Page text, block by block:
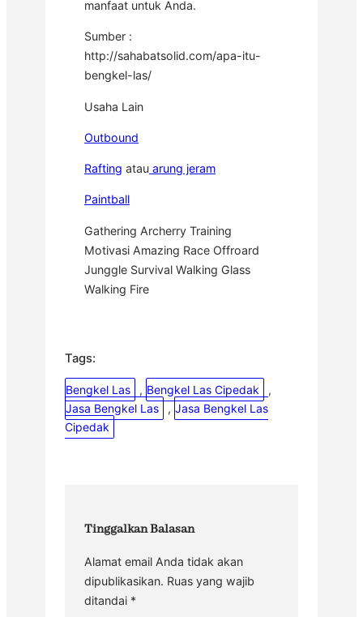
manfaat untuk Anda.
Sumber :
http://sahabatsolid.com/apa-itu-
bengkel-las/
Usaha Lain
Outbound
Rafting atau arung jeram
Paintball
Gathering Archerry Training
Motivasi Amazing Race Offroard
Junggle Survival Walking Glass
Walking Fire
Tags:
Bengkel Las , Bengkel Las Cipedak
Jasa Bengkel Las
, Jasa Bengkel Las
Cipedak
Tinggalkan Balasan
Alamat email Anda tidak akan
dipublikasikan. Ruas yang wajib
ditandai *